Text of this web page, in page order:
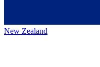
New Zealand